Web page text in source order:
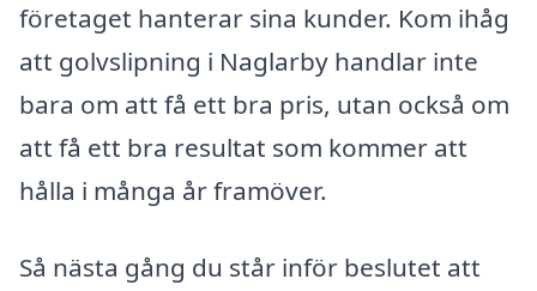
företaget hanterar sina kunder. Kom ihåg
att golvslipning i Naglarby handlar inte
bara om att få ett bra pris, utan också om
att få ett bra resultat som kommer att
hålla i många år framöver.
Så nästa gång du står inför beslutet att